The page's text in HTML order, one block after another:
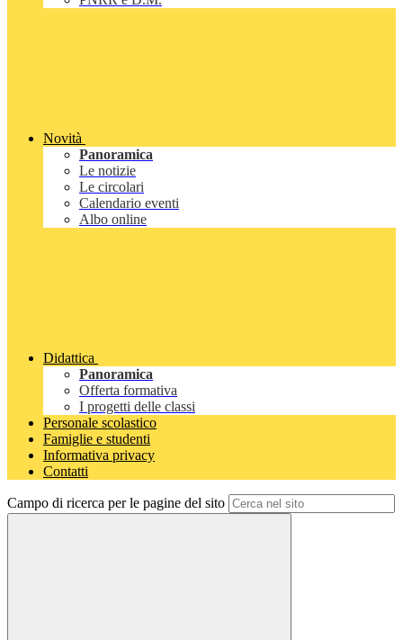
Novità
Panoramica
Le notizie
Le circolari
Calendario eventi
Albo online
Didattica
Panoramica
Offerta formativa
I progetti delle classi
Personale scolastico
Famiglie e studenti
Informativa privacy
Contatti
Campo di ricerca per le pagine del sito